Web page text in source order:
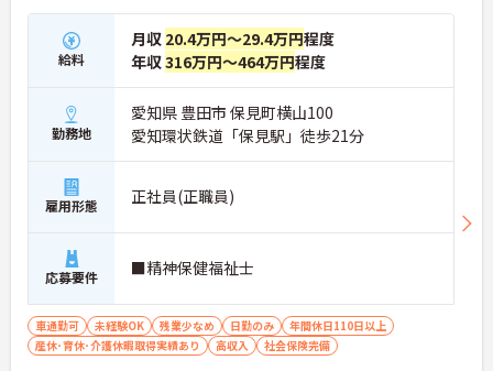
給料
月収 20.4万円～29.4万円程度
年収316万円～464万円程度
勤務地
愛知県 豊田市 保見町横山100
愛知環状鉄道「保見駅」徒歩21分
雇用形態 正社員(正職員)
応募要件 ■精神保健福祉士
車通勤可 未経験OK 残業少なめ 日勤のみ
年間休日110日以上
産休･育休･介護休暇取得実績あり
高収入 社会保険完備